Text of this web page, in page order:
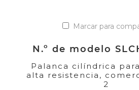
Marcar para
N.º de modelo
Palanca cilíndrica
alta resistencia,
2